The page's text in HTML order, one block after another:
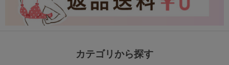
カテゴリから探す